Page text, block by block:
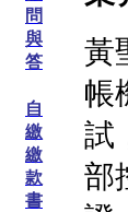
問
與
答
自
繳
繳
款
書
黃
帳
試
部